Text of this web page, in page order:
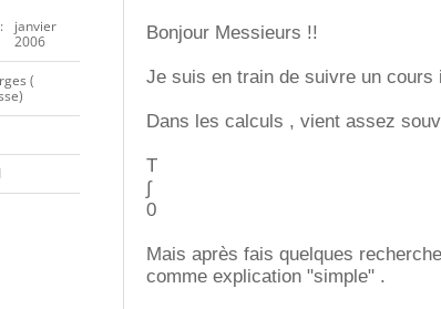
janvier
2006
(
Bonjour Messieurs !!
Je suis en train de suivre un
Dans les calculs , vient assez
T
∫
0
Mais après fais quelques
comme explication "simple" .